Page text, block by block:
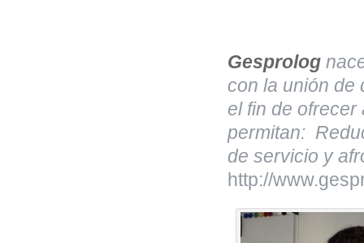
Gesprolog
con la unión de
el fin de
permitan:
de servicio y
http://